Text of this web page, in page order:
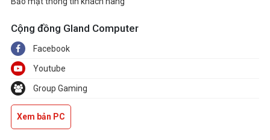
Cộng đồng Gland Computer
Facebook
Youtube
Group Gaming
Xem bản PC